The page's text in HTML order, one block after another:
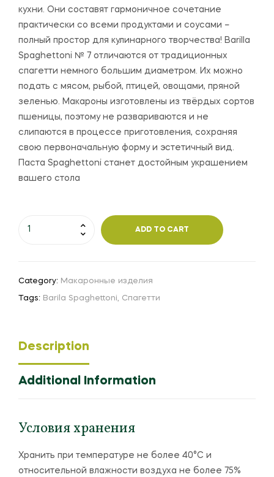
кухни. Они составят гармоничное сочетание
практически со всеми продуктами и соусами –
полный простор для кулинарного творчества! Barilla
Spaghettoni № 7 отличаются от традиционных
спагетти немного большим диаметром. Их можно
подать с мясом, рыбой, птицей, овощами, пряной
зеленью. Макароны изготовлены из твёрдых сортов
пшеницы, поэтому не развариваются и не
слипаются в процессе приготовления, сохраняя
свою первоначальную форму и эстетичный вид.
Паста Spaghettoni станет достойным украшением
вашего стола
ADD TO CART
Category: Макаронные изделия
Tags: Barila Spaghettoni Спагетти
Description
Additional Information
Условия хранения
Хранить при температуре не более 40°С и
относительной влажности воздуха не более 75%